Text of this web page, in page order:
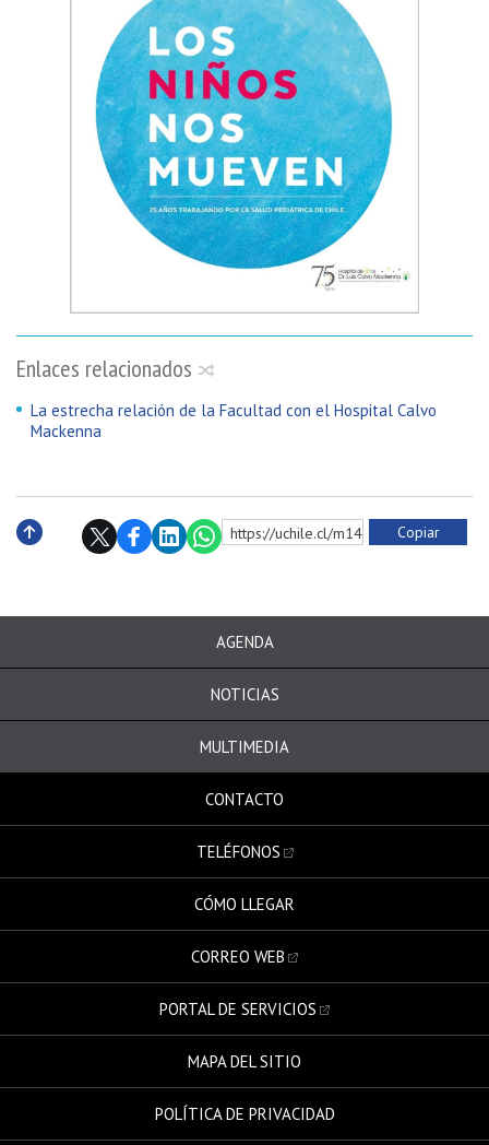
Enlaces relacionados
La estrecha relación de la Facultad con el Hospital Calvo
Mackenna
https://uchile.cl/m149191 Copiar
AGENDA
NOTICIAS
MULTIMEDIA
CONTACTO
TELÉFONOS
CÓMO LLEGAR
CORREO WEB
PORTAL DE SERVICIOS
MAPA DEL SITIO
POLÍTICA DE PRIVACIDAD